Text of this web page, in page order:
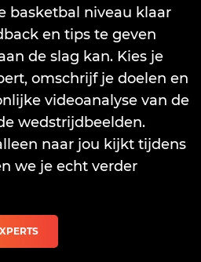
basketbal niveau klaar
en tips te geven
de slag kan. Kies je
omschrijf je doelen en
videoanalyse van de
wedstrijdbeelden.
naar jou kijkt tijdens
we je echt verder